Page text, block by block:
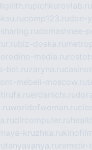
pichkurovlab.ru
comp123.rudon-
domashnee-
biz-doska.ru
media.ru
bet.ruzaryna.ru
mebeli-moscow.ru
erdamchi.ru
worldofwoman.ru
dircomputer.ru
kruzhka.ru
tanyavanya.ru